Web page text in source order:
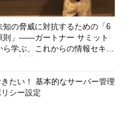
知の脅威に対抗するための「6
則」――ガートナー サミット
ら学ぶ、これからの情報セキュ
たい！ 基本的なサーバー管理
シー設定